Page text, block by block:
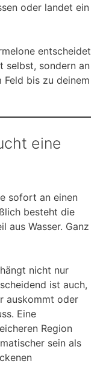
oder landet ein
entscheidet
selbst, sondern an
Feld bis zu deinem
eine
sofort an einen
besteht die
aus Wasser. Ganz
nicht nur
ist auch,
auskommt oder
Eine
Region
sein als